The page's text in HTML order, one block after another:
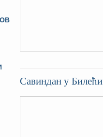
Савиндан у Билећи